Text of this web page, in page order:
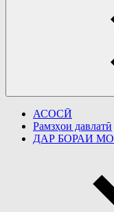
АСОСӢ
Рамзҳои давлатӣ
ДАР БОРАИ МО